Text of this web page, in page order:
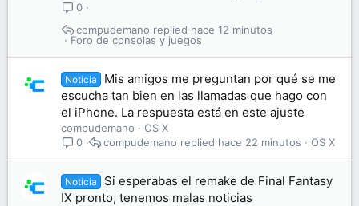
0
Foro de consolas y juegos
hace 12 minutos
compudemano
Noticia
Mis amigos me preguntan por qué se me
escucha tan bien en las llamadas que hago con
el iPhone. La respuesta está en este ajuste
compudemano
OS X
0
OS X
hace 22 minutos
compudemano
Noticia
Si esperabas el remake de Final Fantasy
IX pronto, tenemos malas noticias